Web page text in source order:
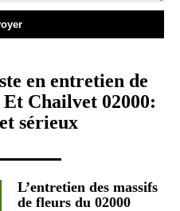
en entretien de
Chailvet 02000:
sérieux
L’entretien des massifs
de fleurs du 02000